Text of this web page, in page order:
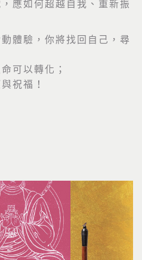
體驗，你將找回自己，尋
可以轉化；
祝福！